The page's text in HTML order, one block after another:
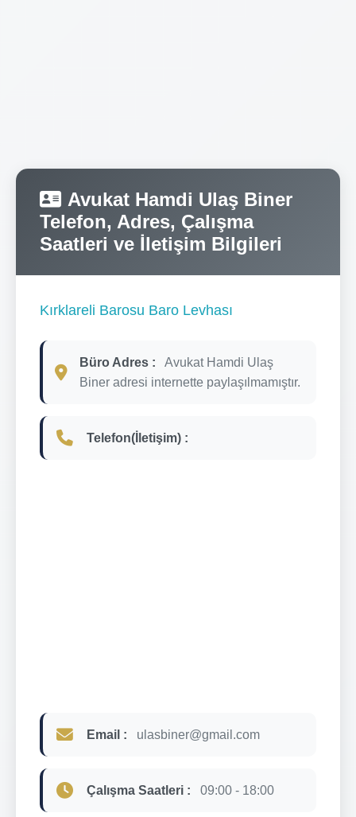
Avukat Hamdi Ulaş Biner
Telefon, Adres, Çalışma
Saatleri ve İletişim Bilgileri
Kırklareli Barosu Baro Levhası
Büro Adres :
Avukat Hamdi Ulaş
Biner adresi internette paylaşılmamıştır.
Telefon(İletişim) :
Email : ulasbiner@gmail.com
Çalışma Saatleri : 09:00 - 18:00